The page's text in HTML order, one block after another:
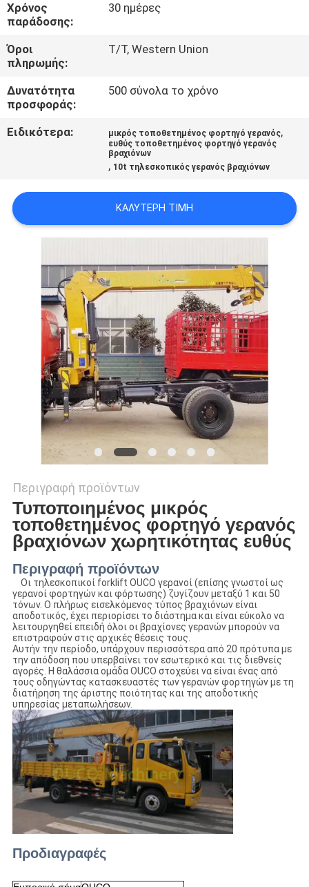
ΈΛΕΓΧΟΣ
ΠΟΙΌΤΗΤΑΣ
ΕΙΔΉΣΕΙΣ
ΥΠΟΘΈΣΕΙΣ
US
SITEMAP
ΠΟΛΙΤΙΚΉ
ΑΠΟΡΡΉΤΟΥ
Χρόνος
παράδοσης:
30 ημέρες
Όροι
πληρωμής:
T/T, Western Union
Δυνατότητα
προσφοράς:
500 σύνολα το χρόνο
Ειδικότερα: μικρός τοποθετημένος φορτηγό γερανός,
ευθύς τοποθετημένος φορτηγό γερανός
βραχιόνων
, 10t τηλεσκοπικός γερανός βραχιόνων
ΚΑΛΎΤΕΡΗ ΤΙΜΉ
Περιγραφή προϊόντων
Τυποποιημένος μικρός
τοποθετημένος φορτηγό γερανός
βραχιόνων χωρητικότητας ευθύς
Περιγραφή προϊόντων
Οι τηλεσκοπικοί forklift OUCO γερανοί (επίσης γνωστοί ως
γερανοί φορτηγών και φόρτωσης) ζυγίζουν μεταξύ 1 και 50
τόνων. Ο πλήρως εισελκόμενος τύπος βραχιόνων είναι
αποδοτικός, έχει περιορίσει το διάστημα και είναι εύκολο να
λειτουργηθεί επειδή όλοι οι βραχίονες γερανών μπορούν να
επιστραφούν στις αρχικές θέσεις τους.
Αυτήν την περίοδο, υπάρχουν περισσότερα από 20 πρότυπα με
την απόδοση που υπερβαίνει τον εσωτερικό και τις διεθνείς
αγορές. Η θαλάσσια ομάδα OUCO στοχεύει να είναι ένας από
τους οδηγώντας κατασκευαστές των γερανών φορτηγών με τη
διατήρηση της άριστης ποιότητας και της αποδοτικής
υπηρεσίας μεταπωλήσεων.
Προδιαγραφές